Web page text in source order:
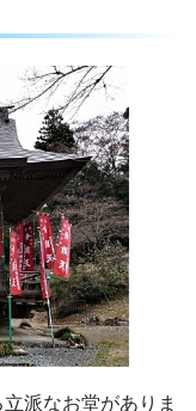
派なお堂がありま